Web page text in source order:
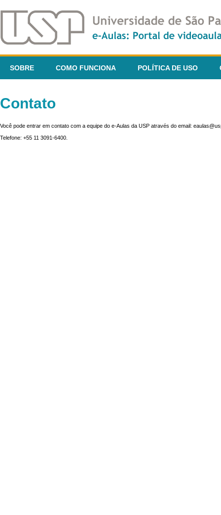
SOBRE COMO FUNCIONA POLÍTICA DE USO
Contato
Você pode entrar em contato com a equipe do e-Aulas da USP através do email:
Telefone: +55 11 3091-6400.